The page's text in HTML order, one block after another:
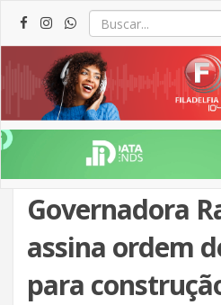
Governadora
assina ordem
para